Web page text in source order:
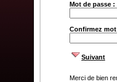
Mot de passe :
Confirmez mot
Suivant
Merci de bien